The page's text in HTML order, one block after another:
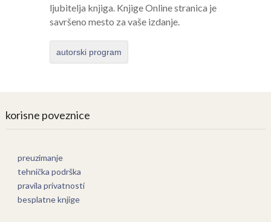
ljubitelja knjiga. Knjige Online stranica je
savršeno mesto za vaše izdanje.
autorski program
korisne poveznice
preuzimanje
tehnička podrška
pravila privatnosti
besplatne knjige